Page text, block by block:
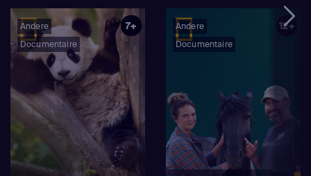
Andere
Documentaire
7+
Andere
Documentaire
12+